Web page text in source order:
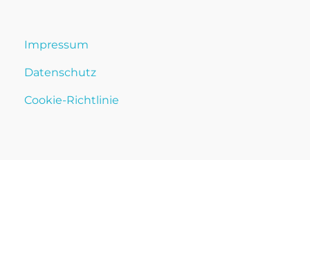
Impressum
Datenschutz
Cookie-Richtlinie